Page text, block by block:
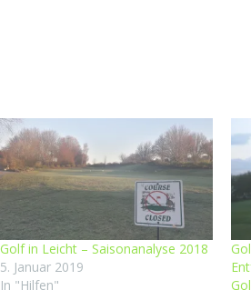
Golf in Leicht – Saisonanalyse 2018
5. Januar 2019
In "Hilfen"